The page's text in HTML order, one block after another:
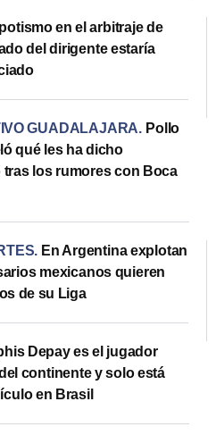
en el arbitraje de
del dirigente estaría
GUADALAJARA. Pollo
qué les ha dicho
tras los rumores con Boca
. En Argentina explotan
mexicanos quieren
de su Liga
Depay es el jugador
continente y solo está
en Brasil